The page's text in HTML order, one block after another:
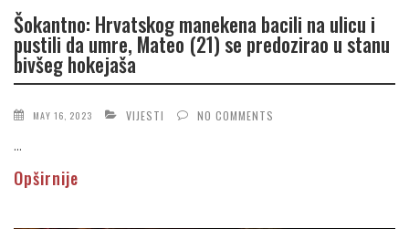
Šokantno: Hrvatskog manekena bacili na ulicu i
pustili da umre, Mateo (21) se predozirao u stanu
bivšeg hokejaša
MAY 16, 2023 VIJESTI NO COMMENTS
...
Opširnije